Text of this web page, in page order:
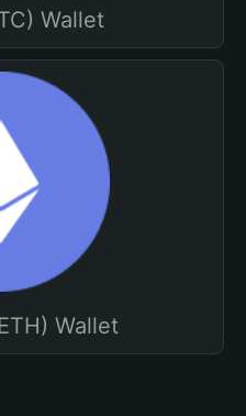
Wallet
Wallet